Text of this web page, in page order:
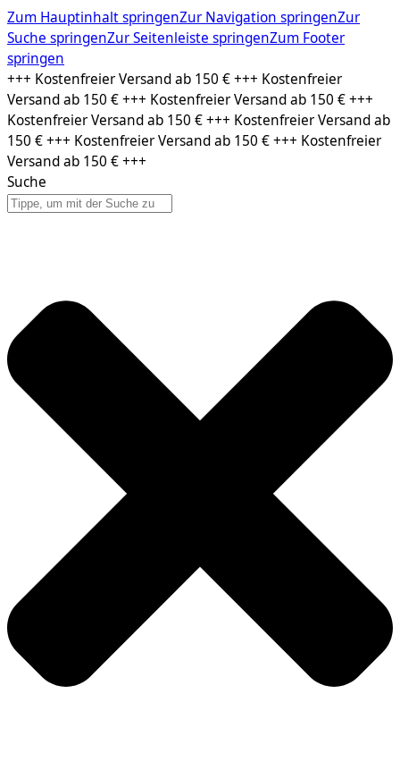
Zum Hauptinhalt springenZur Navigation springenZur
Suche springenZur Seitenleiste springenZum Footer
springen
Zum
Inhalt
springen
+++ Kostenfreier Versand ab 150 € +++ Kostenfreier
Versand ab 150 € +++ Kostenfreier Versand ab 150 € +++
Kostenfreier Versand ab 150 € +++ Kostenfreier Versand ab
150 € +++ Kostenfreier Versand ab 150 € +++ Kostenfreier
Versand ab 150 € +++
Suche